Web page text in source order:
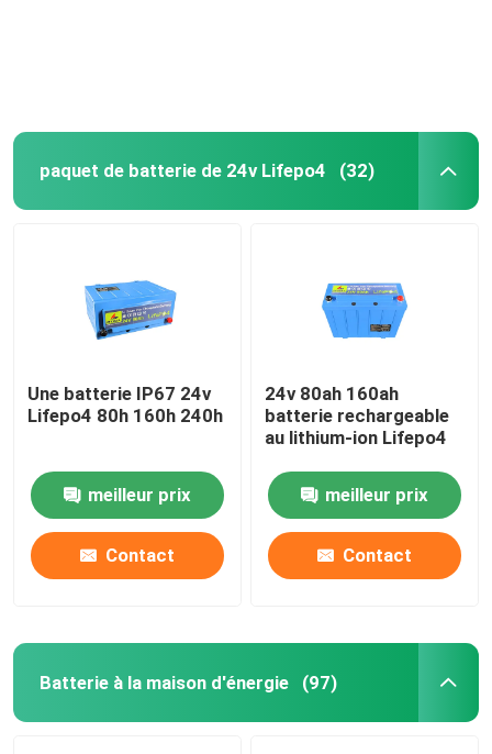
paquet de batterie de 24v Lifepo4 (32)
Une batterie IP67 24v
Lifepo4 80h 160h 240h
meilleur prix
Contact
24v 80ah 160ah
batterie rechargeable
au lithium-ion Lifepo4
meilleur prix
Contact
Batterie à la maison d'énergie (97)